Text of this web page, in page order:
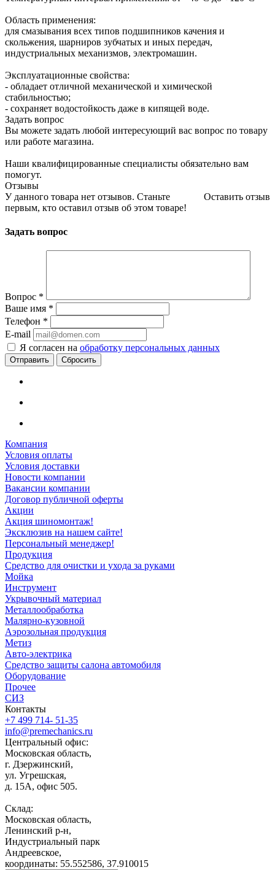
Область применения:
для смазывания всех типов подшипников качения и
скольжения, шарниров зубчатых и иных передач,
индустриальных механизмов, электромашин.
Эксплуатационные свойства:
- обладает отличной механической и химической
стабильностью;
- сохраняет водостойкость даже в кипящей воде.
Задать вопрос
Вы можете задать любой интересующий вас вопрос по товару
или работе магазина.
Наши квалифицированные специалисты обязательно вам
помогут.
Отзывы
Оставить отзыв
У данного товара нет отзывов. Станьте
первым, кто оставил отзыв об этом товаре!
Задать вопрос
Вопрос *
Ваше имя *
Телефон *
E-mail
Я согласен на обработку персональных данных
Сбросить
Компания
Условия оплаты
Условия доставки
Новости компании
Вакансии компании
Договор публичной оферты
Акции
Акция шиномонтаж!
Эксклюзив на нашем сайте!
Персональный менеджер!
Продукция
Средство для очистки и ухода за руками
Мойка
Инструмент
Укрывочный материал
Металлообработка
Малярно-кузовной
Аэрозольная продукция
Метиз
Авто-электрика
Средство защиты салона автомобиля
Оборудование
Прочее
СИЗ
Контакты
+7 499 714- 51-35
info@premechanics.ru
Центральный офис:
Московская область,
г. Дзержинский,
ул. Угрешская,
д. 15А, офис 505.
Склад:
Московская область,
Ленинский р-н,
Индустриальный парк
Андреевское,
координаты: 55.552586, 37.910015